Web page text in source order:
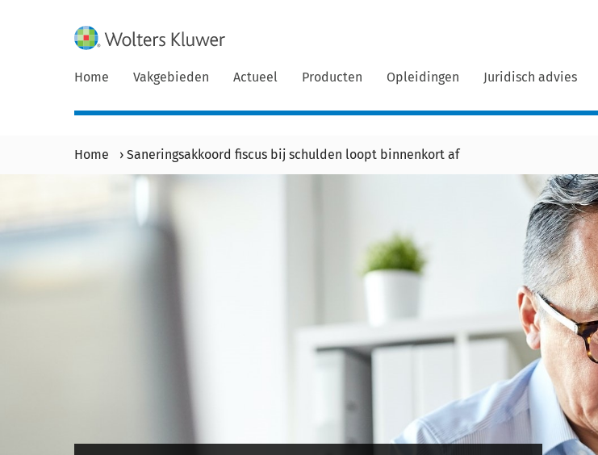
Home Vakgebieden Actueel Producten Opleidingen Juridisch advies
Home › Saneringsakkoord fiscus bij schulden loopt binnenkort af